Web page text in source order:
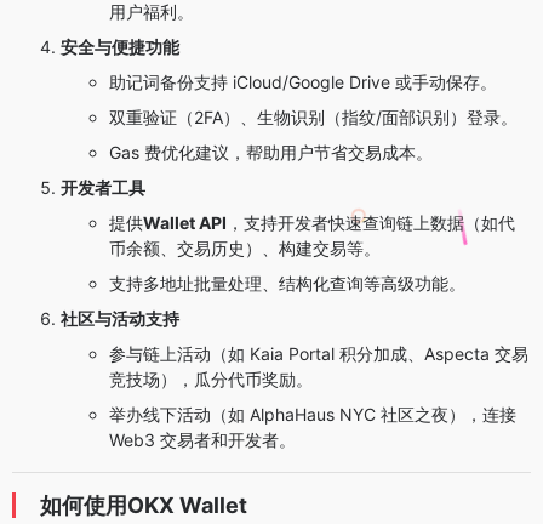
用户福利。
安全与便捷功能
助记词备份支持 iCloud/Google Drive 或手动保存。
双重验证（2FA）、生物识别（指纹/面部识别）登录。
Gas 费优化建议，帮助用户节省交易成本。
开发者工具
提供Wallet API ，支持开发者快速查询链上数据（如代
币余额、交易历史）、构建交易等。
支持多地址批量处理、结构化查询等高级功能。
社区与活动支持
参与链上活动（如 Kaia Portal 积分加成、Aspecta 交易
竞技场），瓜分代币奖励。
举办线下活动（如 AlphaHaus NYC 社区之夜），连接
Web3 交易者和开发者。
如何使用OKX Wallet